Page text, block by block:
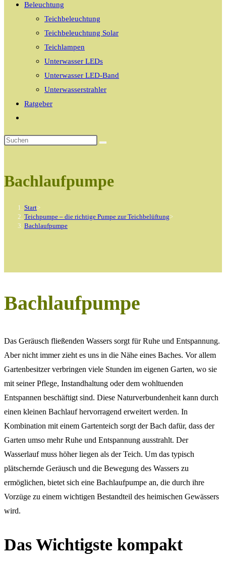
Beleuchtung
Teichbeleuchtung
Teichbeleuchtung Solar
Teichlampen
Unterwasser LEDs
Unterwasser LED-Band
Unterwasserstrahler
Ratgeber
umschalten
Bachlaufpumpe
Start>
Teichpumpe – die richtige Pumpe zur Teichbelüftung>
Bachlaufpumpe
Bachlaufpumpe
Das Geräusch fließenden Wassers sorgt für Ruhe und Entspannung.
Aber nicht immer zieht es uns in die Nähe eines Baches. Vor allem
Gartenbesitzer verbringen viele Stunden im eigenen Garten, wo sie
mit seiner Pflege, Instandhaltung oder dem wohltuenden
Entspannen beschäftigt sind. Diese Naturverbundenheit kann durch
einen kleinen Bachlauf hervorragend erweitert werden. In
Kombination mit einem Gartenteich sorgt der Bach dafür, dass der
Garten umso mehr Ruhe und Entspannung ausstrahlt. Der
Wasserlauf muss höher liegen als der Teich. Um das typisch
plätschernde Geräusch und die Bewegung des Wassers zu
ermöglichen, bietet sich eine Bachlaufpumpe an, die durch ihre
Vorzüge zu einem wichtigen Bestandteil des heimischen Gewässers
wird.
Das Wichtigste kompakt